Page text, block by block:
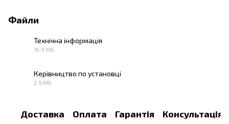
Файли
Технічна інформація
16.9 МБ
Керівництво по установці
2.9 МБ
Доставка Оплата Гарантія Консультація